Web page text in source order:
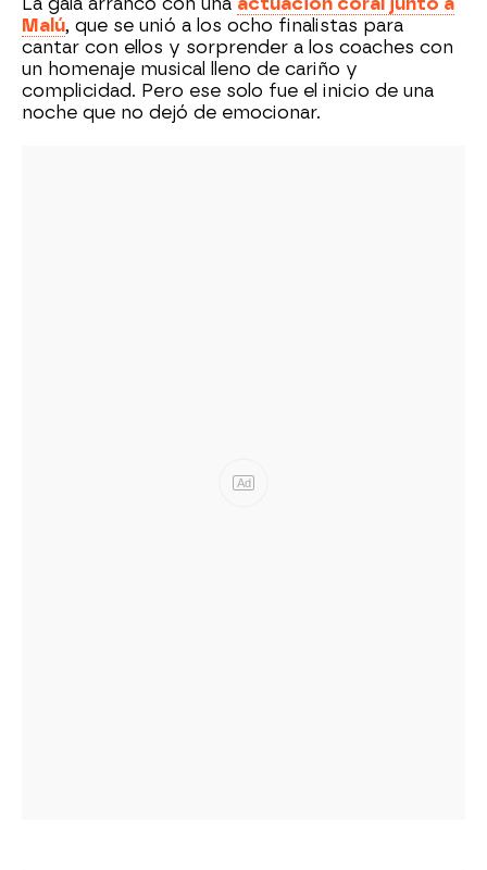
Malú, que se unió a los ocho finalistas para
cantar con ellos y sorprender a los coaches con
un homenaje musical lleno de cariño y
complicidad. Pero ese solo fue el inicio de una
noche que no dejó de emocionar.
Ad